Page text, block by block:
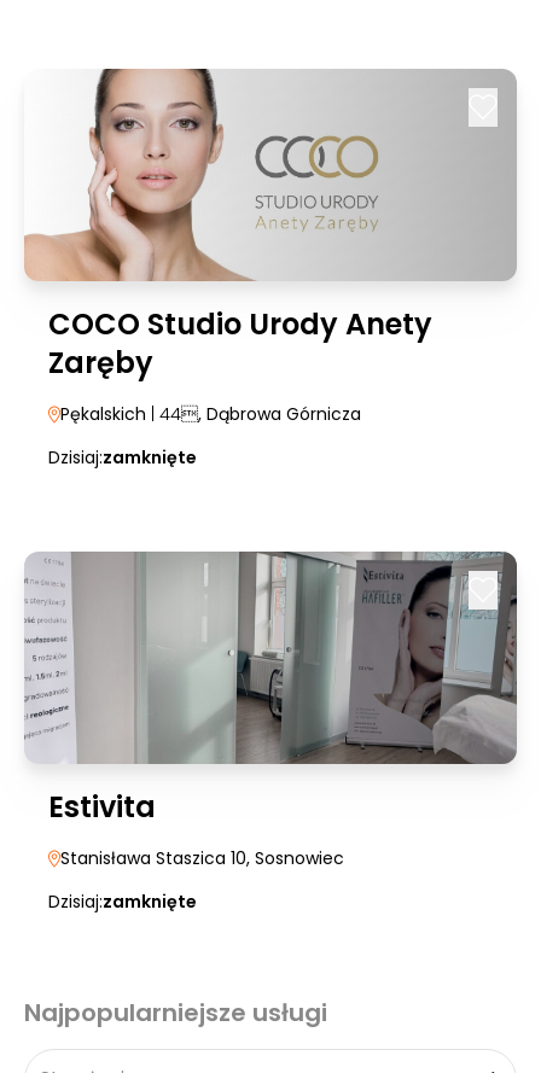
COCO Studio Urody Anety
Zaręby
Pękalskich | 44, Dąbrowa Górnicza
Dzisiaj:zamknięte
Estivita
Stanisława Staszica 10, Sosnowiec
Dzisiaj:zamknięte
Najpopularniejsze usługi